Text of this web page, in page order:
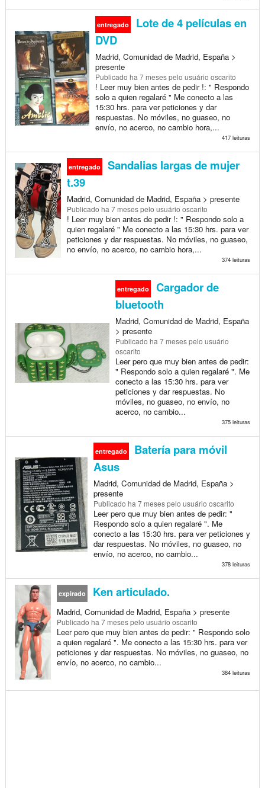
entregado
Lote de 4 películas en
DVD
Madrid, Comunidad de Madrid, España >
presente
Publicado ha 7 mesespelo usuário oscarito
! Leer muy bien antes de pedir !: " Respondo
solo a quien regalaré " Me conecto a las
15:30 hrs. para ver peticiones y dar
respuestas. No móviles, no guaseo, no
envío, no acerco, no cambio hora,...
417 leituras
entregado
Sandalias largas de mujer
t.39
Madrid, Comunidad de Madrid, España > presente
Publicado ha 7 mesespelo usuário oscarito
! Leer muy bien antes de pedir !: " Respondo solo a
quien regalaré " Me conecto a las 15:30 hrs. para ver
peticiones y dar respuestas. No móviles, no guaseo,
no envío, no acerco, no cambio hora,...
374 leituras
entregado
Cargador de
bluetooth
Madrid, Comunidad de Madrid, España
> presente
Publicado ha 7 mesespelo usuário
oscarito
Leer pero que muy bien antes de pedir:
" Respondo solo a quien regalaré ". Me
conecto a las 15:30 hrs. para ver
peticiones y dar respuestas. No
móviles, no guaseo, no envío, no
acerco, no cambio...
375 leituras
entregado
Batería para móvil
Asus
Madrid, Comunidad de Madrid, España >
presente
Publicado ha 7 mesespelo usuário oscarito
Leer pero que muy bien antes de pedir: "
Respondo solo a quien regalaré ". Me
conecto a las 15:30 hrs. para ver peticiones y
dar respuestas. No móviles, no guaseo, no
envío, no acerco, no cambio...
378 leituras
expirado Ken articulado.
Madrid, Comunidad de Madrid, España > presente
Publicado ha 7 mesespelo usuário oscarito
Leer pero que muy bien antes de pedir: " Respondo solo
a quien regalaré ". Me conecto a las 15:30 hrs. para ver
peticiones y dar respuestas. No móviles, no guaseo, no
envío, no acerco, no cambio...
384 leituras